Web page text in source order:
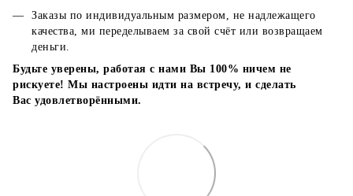
Заказы по индивидуальным размером, не надлежащего
качества, ми переделываем за свой счёт или возвращаем
деньги.
Будьте уверены, работая с нами Вы 100% ничем не
рискуете! Мы настроены идти на встречу, и сделать
Вас удовлетворёнными.